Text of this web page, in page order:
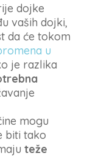
dojke
vaših dojki,
da će tokom
u
je razlika
mogu
biti tako
teže